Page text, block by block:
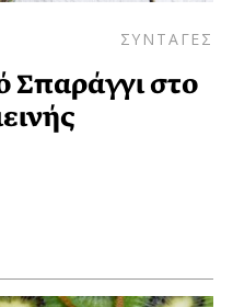
ΣΥΝΤΑΓΕΣ
Σπαράγγι στο